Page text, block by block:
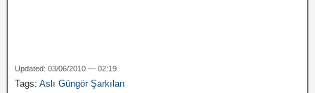
Updated: 03/06/2010 — 02:19
Tags: Aslı Güngör Şarkıları